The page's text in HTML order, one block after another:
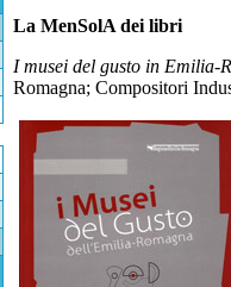
La MenSolA dei libri
I musei del gusto in Emilia-
Romagna; Compositori